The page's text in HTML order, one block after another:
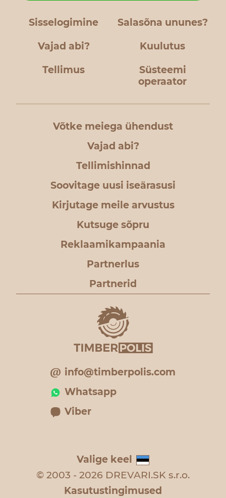
Sisselogimine Salasõna ununes?
Vajad abi? Kuulutus
Tellimus
Süsteemi
operaator
Võtke meiega ühendust
Vajad abi?
Tellimishinnad
Soovitage uusi iseärasusi
Kirjutage meile arvustus
Kutsuge sõpru
Reklaamikampaania
Partnerlus
Partnerid
info@timberpolis.com
Whatsapp
Viber
Valige keel
© 2003 - 2026 DREVARI.SK s.r.o.
Kasutustingimused